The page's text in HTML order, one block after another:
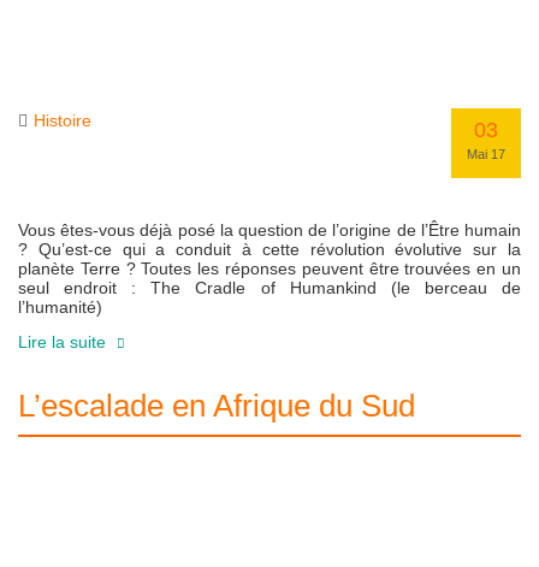
Histoire 03
Mai 17
Vous êtes-vous déjà posé la question de l’origine de l’Être humain
? Qu’est-ce qui a conduit à cette révolution évolutive sur la
planète Terre ? Toutes les réponses peuvent être trouvées en un
seul endroit : The Cradle of Humankind (le berceau de
l’humanité)
Lire la suite
L’escalade en Afrique du Sud